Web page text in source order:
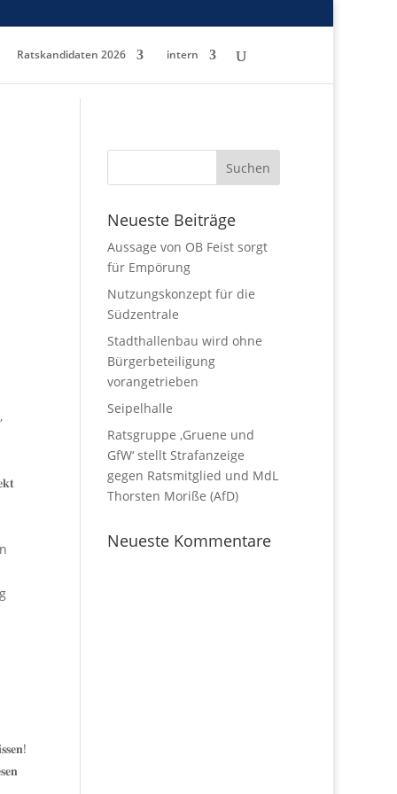
Ratskandidaten 2026 intern
Neueste Beiträge
Aussage von OB Feist sorgt
für Empörung
Nutzungskonzept für die
Südzentrale
Stadthallenbau wird ohne
Bürgerbeteiligung
vorangetrieben
Seipelhalle
Ratsgruppe ‚Gruene und
GfW‘ stellt Strafanzeige
gegen Ratsmitglied und MdL
Thorsten Moriße (AfD)
Neueste Kommentare